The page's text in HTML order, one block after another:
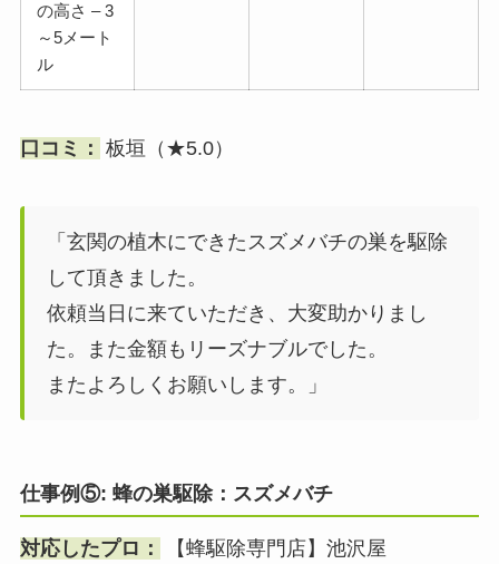
の高さ – 3
～5メート
ル
口コミ： 板垣（★5.0）
「玄関の植木にできたスズメバチの巣を駆除
して頂きました。
依頼当日に来ていただき、大変助かりまし
た。また金額もリーズナブルでした。
またよろしくお願いします。」
仕事例⑤: 蜂の巣駆除：スズメバチ
対応したプロ：
【蜂駆除専門店】池沢屋